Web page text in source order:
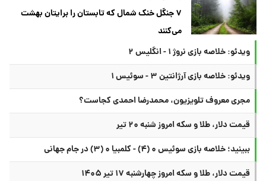
۷ جنگل خنک شمال که تابستان را برایتان بهشت
می‌کنند
ویدئو: خلاصه بازی نروژ ۱ - انگلیس ۲
ویدئو: خلاصه بازی آرژانتین ۳ - سوئیس ۱
مجری معروف تلویزیون، محمدرضا احمدی کجاست؟
قیمت دلار، طلا و سکه امروز شنبه ۲۰ تیر
ببینید؛ خلاصه بازی سوئیس ۰ (۴) - کلمبیا ۰ (۳) در جام جهانی
قیمت دلار، طلا و سکه امروز چهارشنبه ۱۷ تیر ۱۴۰۵